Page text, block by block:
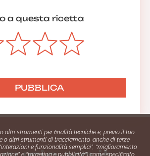
a questa ricetta
altri strumenti per finalità tecniche e, previo il tuo
o altri strumenti di tracciamento, anche di terze
e funzionalità semplici”, “miglioramento
e “targeting e pubblicità”) come specificato